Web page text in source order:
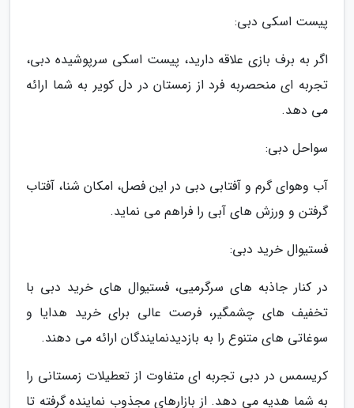
پیست اسکی دبی:
اگر به برف بازی علاقه دارید، پیست اسکی سرپوشیده دبی،
تجربه ای منحصربه فرد از زمستان در دل کویر به شما ارائه
می دهد.
سواحل دبی:
آب وهوای گرم و آفتابی دبی در این فصل، امکان شنا، آفتاب
گرفتن و ورزش های آبی را فراهم می نماید.
فستیوال خرید دبی:
در کنار جاذبه های سرگرمیی، فستیوال های خرید دبی با
تخفیف های چشمگیر، فرصت عالی برای خرید هدایا و
سوغاتی های متنوع را به بازدیدنمایندگان ارائه می دهند.
کریسمس در دبی تجربه ای متفاوت از تعطیلات زمستانی را
به شما هدیه می دهد. از بازارهای مجذوب نماینده گرفته تا